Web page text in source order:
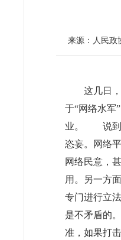
来源：人民政
这几日
于“网络水军
业。 说到底
恣妄。网络
网络民意，
用。另一方
专门进行立
是不矛盾的
准，如果打